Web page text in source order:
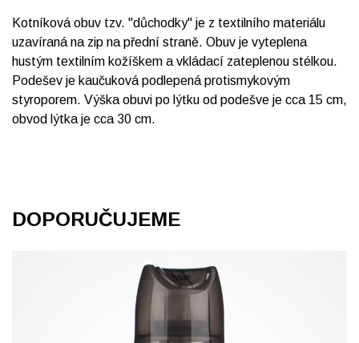
Kotníková obuv tzv. "důchodky" je z textilního materiálu
uzavíraná na zip na přední straně. Obuv je vyteplena
hustým textilním kožíškem a vkládací zateplenou stélkou.
Podešev je kaučuková podlepená protismykovým
styroporem. Výška obuvi po lýtku od podešve je cca 15 cm,
obvod lýtka je cca 30 cm.
DOPORUČUJEME